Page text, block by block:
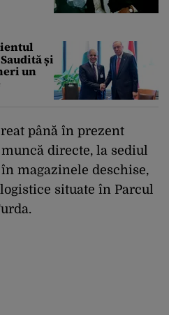
și
un
până în prezent
directe, la sediul
magazinele deschise,
situate în Parcul